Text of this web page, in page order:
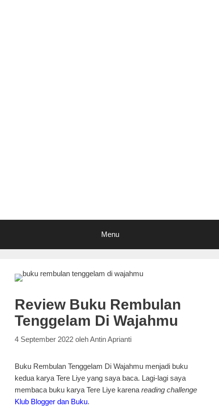
Menu
Review Buku Rembulan
Tenggelam Di Wajahmu
4 September 2022 olehAntin Aprianti
Buku Rembulan Tenggelam Di Wajahmu menjadi buku
kedua karya Tere Liye yang saya baca. Lagi-lagi saya
membaca buku karya Tere Liye karena reading challenge
Klub Blogger dan Buku.